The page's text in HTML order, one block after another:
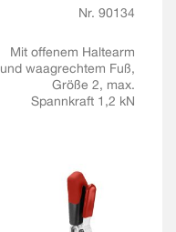
HANDGRIFF UND
LUNG
Nr. 90134
Mit offenem Haltearm
und waagrechtem Fuß,
Größe 2, max.
Spannkraft 1,2 kN